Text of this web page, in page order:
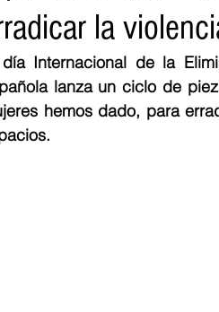
Bloggeros Hermanos Mayores
Educación BID BIENESTAR
la
Internacional de la
lanza un ciclo de
hemos dado, para